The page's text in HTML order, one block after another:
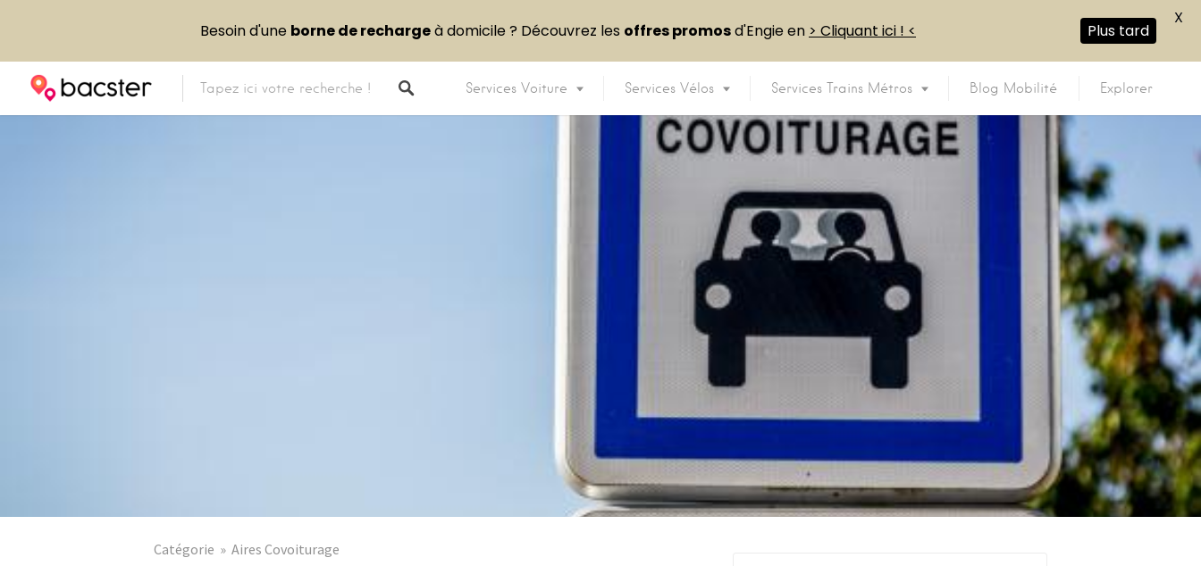
Services Voiture Services Vélos Services Trains Métros Blog Mobilité Explorer
Catégorie Aires Covoiturage
Besoin d'une borne de rechargeà domicile ? Découvrez les offres promosd'Engie en > Cliquant ici ! < Plus tard
X